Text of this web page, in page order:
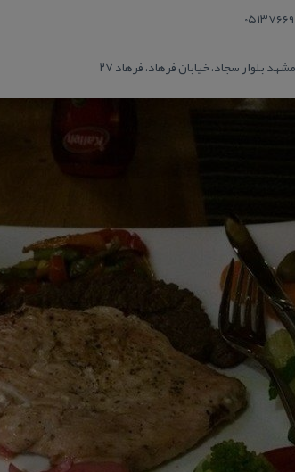
بلوار سجاد، خیابان فرهاد، فرهاد ۲۷